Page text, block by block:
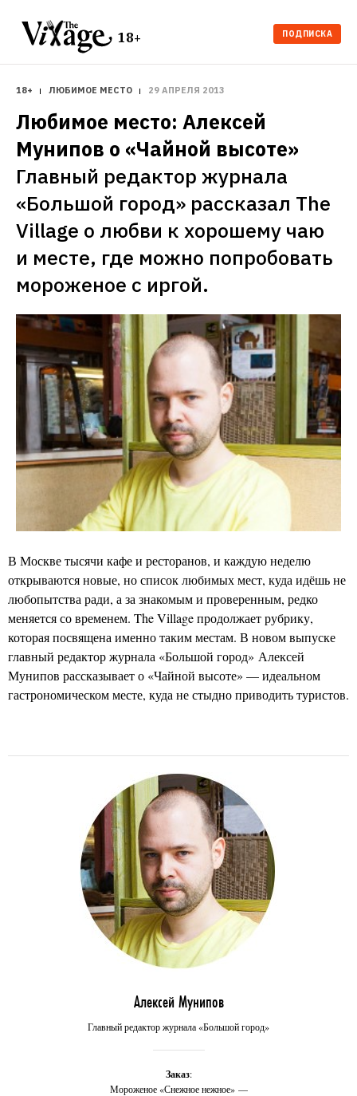
18+ ПОДПИСКА
18+ ЛЮБИМОЕ МЕСТО 29 АПРЕЛЯ 2013
Любимое место: Алексей
Мунипов о «Чайной высоте»
Главный редактор журнала
«Большой город» рассказал The
Village о любви к хорошему чаю
и месте, где можно попробовать
В Москве тысячи кафе и ресторанов, и каждую неделю
открываются новые, но список любимых мест, куда идёшь не
любопытства ради, а за знакомым и проверенным, редко
меняется со временем. The Village продолжает рубрику,
которая посвящена именно таким местам. В новом выпуске
главный редактор журнала «Большой город» Алексей
Мунипов рассказывает о «Чайной высоте» — идеальном
гастрономическом месте, куда не стыдно приводить туристов.
Алексей Мунипов
Главный редактор журнала «Большой город»
Заказ:
Мороженое «Снежное нежное» —